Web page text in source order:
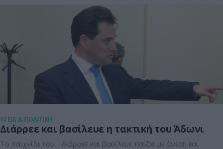
ΥΓΕΙΑ & ΠΟΛΙΤΙΚΗ
Διάρρεε και βασίλευε η τακτική του Άδωνι
Το παιχνίδι του… διάρρεε και βασίλευε παίζει με άνεση και